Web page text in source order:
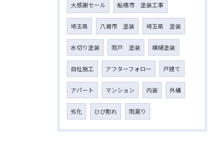
大感謝セール 船橋市 塗装工事
埼玉県 八潮市 塗装 埼玉県 塗装
水切り塗装 雨戸 塗装 横樋塗装
自社施工 アフターフォロー 戸建て
アパート マンション 内装 外構
劣化 ひび割れ 雨漏り